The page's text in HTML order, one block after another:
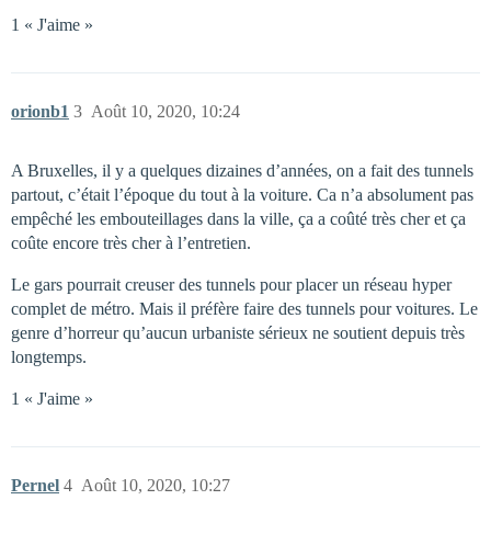
1 « J'aime »
orionb1 Août 10, 2020, 10:24
3
A Bruxelles, il y a quelques dizaines d’années, on a fait des tunnels
partout, c’était l’époque du tout à la voiture. Ca n’a absolument pas
empêché les embouteillages dans la ville, ça a coûté très cher et ça
coûte encore très cher à l’entretien.
Le gars pourrait creuser des tunnels pour placer un réseau hyper
complet de métro. Mais il préfère faire des tunnels pour voitures. Le
genre d’horreur qu’aucun urbaniste sérieux ne soutient depuis très
longtemps.
1 « J'aime »
Pernel Août 10, 2020, 10:27
4